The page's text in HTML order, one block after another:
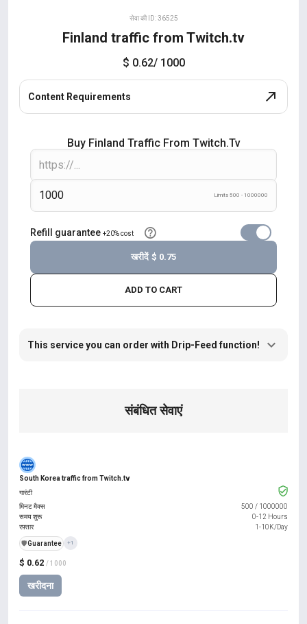
सेवा की ID: 36525
Finland traffic from Twitch.tv
$ 0.62/ 1000
Content Requirements
Buy Finland Traffic From Twitch.tv
Limits 500 - 1000000
Refill guarantee +20% cost
ADD TO CART
खरीदें $ 0.75
This service you can order with Drip-Feed function!
संबंधित सेवाएं
South Korea traffic from Twitch.tv
$ 0.62 / 1000
खरीदना
गारंटी
मिनट मैक्स
500 / 1000000
समय शुरू
0-12 Hours
रफ़्तार
1-10K/Day
️🛡️Guarantee +1